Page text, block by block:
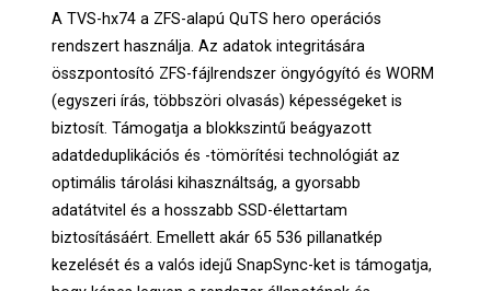
A TVS-hx74 a ZFS-alapú QuTS hero operációs
rendszert használja. Az adatok integritására
összpontosító ZFS-fájlrendszer öngyógyító és WORM
(egyszeri írás, többszöri olvasás) képességeket is
biztosít. Támogatja a blokkszintű beágyazott
adatdeduplikációs és -tömörítési technológiát az
optimális tárolási kihasználtság, a gyorsabb
adatátvitel és a hosszabb SSD-élettartam
biztosításáért. Emellett akár 65 536 pillanatkép
kezelését és a valós idejű SnapSync-ket is támogatja,